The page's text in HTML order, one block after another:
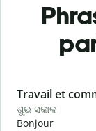
Slide 1 of 6
Travail et
ଶୁଭ ସକାଳ
Bonjour